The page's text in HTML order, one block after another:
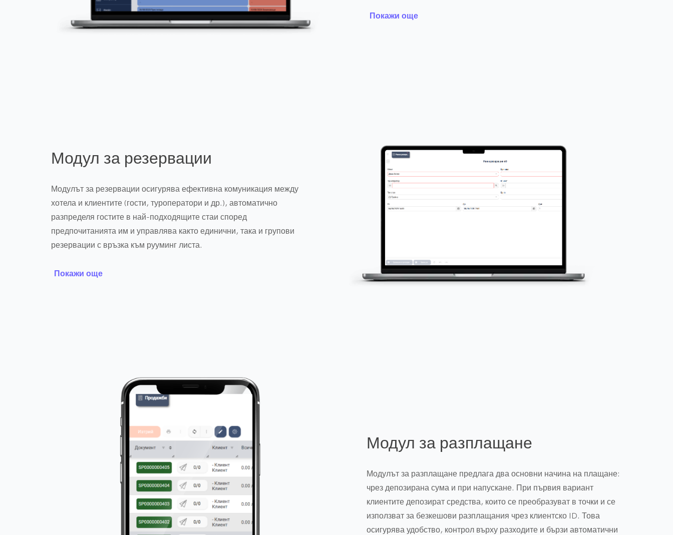
Покажи още
Модул за резервации
Модулът за резервации осигурява ефективна комуникация между
хотела и клиентите (гости, туроператори и др.), автоматично
разпределя гостите в най-подходящите стаи според
предпочитанията им и управлява както единични, така и групови
резервации с връзка към рууминг листа.
Покажи още
Модул за разплащане
Модулът за разплащане предлага два основни начина на плащане:
чрез депозирана сума и при напускане. При първия вариант
клиентите депозират средства, които се преобразуват в точки и се
използват за безкешови разплащания чрез клиентско ID. Това
осигурява удобство, контрол върху разходите и бързи автоматични